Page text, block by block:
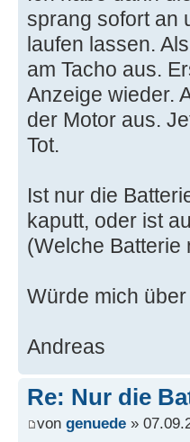
sprang sofort an
laufen lassen.
am Tacho aus.
Anzeige wieder.
der Motor aus.
Tot.
Ist nur die
kaputt, oder ist
(Welche Batterie
Würde mich
Andreas
Re: Nur die
von genuede »